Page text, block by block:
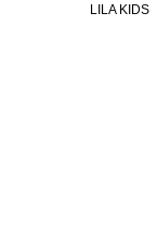
LILA KIDS